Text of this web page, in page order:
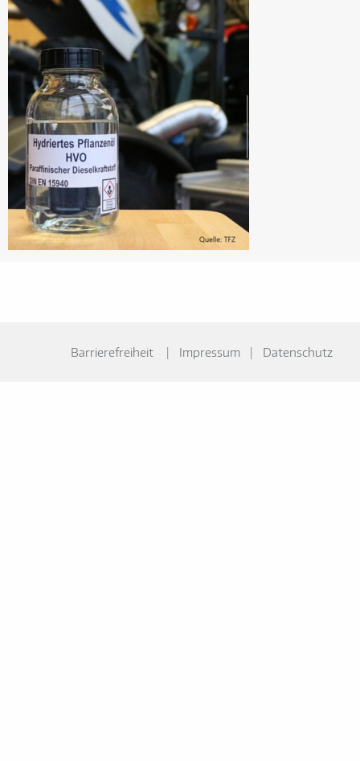
Barrierefreiheit Impressum Datenschutz